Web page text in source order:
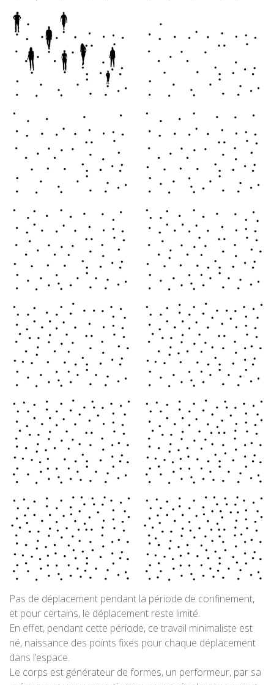
Pas de déplacement pendant la période de confinement,
et pour certains, le déplacement reste limité.
En effet, pendant cette période, ce travail minimaliste est
né, naissance des points fixes pour chaque déplacement
dans l’espace.
Le corps est générateur de formes, un performeur, par sa